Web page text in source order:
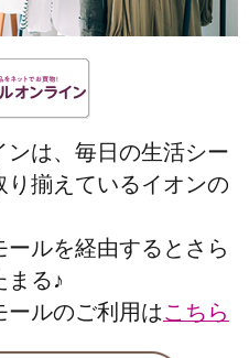
ンは、毎日の生活シー
り揃えているイオンの
ルを経由するとさら
まる♪
ールのご利用はこちら